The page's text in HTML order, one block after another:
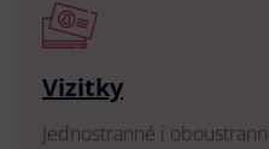
Vizitky
Jednostranné i